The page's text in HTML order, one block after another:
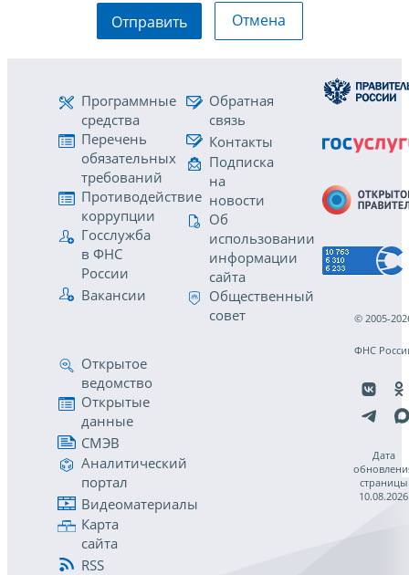
Отправить Отмена
Программные
средства
Перечень
обязательных
требований
Противодействие
коррупции
Госслужба
в ФНС
России
Вакансии
Обратная
связь
Контакты
Подписка
на
новости
Об
использовании
информации
сайта
Общественный
совет
Открытое
ведомство
Открытые
данные
СМЭВ
Аналитический
портал
Видеоматериалы
Карта
сайта
RSS
© 2005-
ФНС
Дата
страницы
10.08.2026